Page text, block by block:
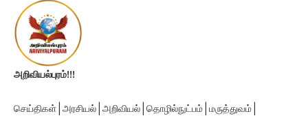
அறிவியல்புரம்!!!
செய்திகள் | அரசியல் | அறிவியல் | தொழில்நுட்பம் | மருத்துவம் |